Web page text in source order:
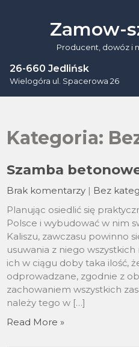
Zamow-
Producent, dowóz i
26-660 Jedlińsk
Wielogóra ul. Spacerowa 26
Kategoria:
Szamba
Brak komentarzy | Bez
Planując osiedlić się
Polsce i wybudować w nim
Kaliszu, zawczasu powinno
usuwania z niego wszystkich
ich w ciągu doby taka ilość,
odprowadzane, zgodnie z
zachowaniem wszystkich
należy tego w […]
Read More »